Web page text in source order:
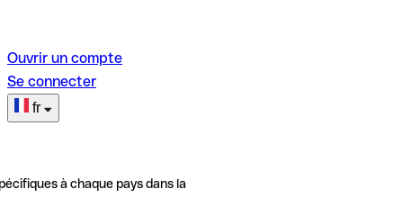
Ouvrir un compte
Se connecter
fr
à chaque pays dans la